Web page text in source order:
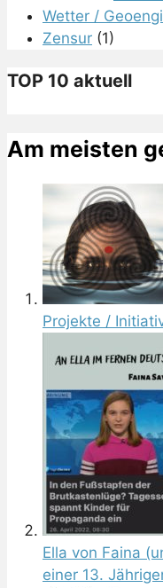
Wetter /
Zensur (1)
TOP 10 aktuell
Am meisten
Projekte /
Ella von Faina
einer 13.